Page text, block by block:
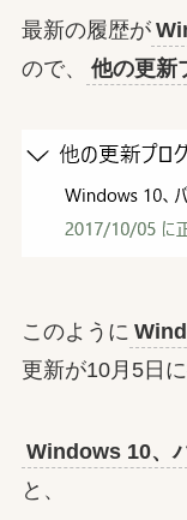
最新の履歴が
ので、
他の更新
このように
更新が10月5日
Windows 10、
と、